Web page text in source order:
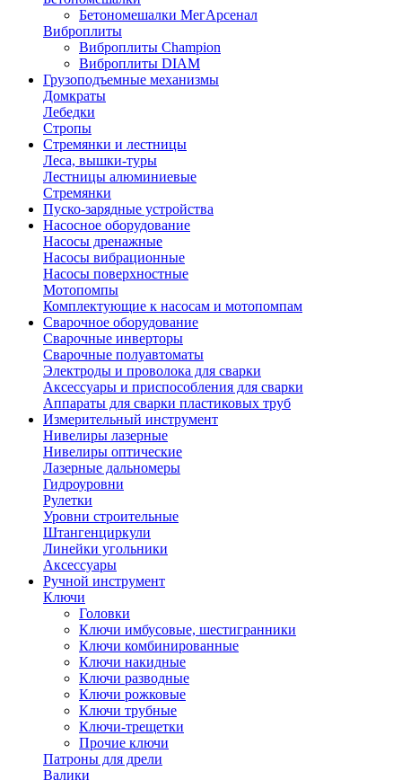
Бетономешалки МегАрсенал
Виброплиты
Виброплиты Champion
Виброплиты DIAM
Грузоподъемные механизмы
Домкраты
Лебедки
Стропы
Стремянки и лестницы
Леса, вышки-туры
Лестницы алюминиевые
Стремянки
Пуско-зарядные устройства
Насосное оборудование
Насосы дренажные
Насосы вибрационные
Насосы поверхностные
Мотопомпы
Комплектующие к насосам и мотопомпам
Сварочное оборудование
Сварочные инверторы
Сварочные полуавтоматы
Электроды и проволока для сварки
Аксессуары и приспособления для сварки
Аппараты для сварки пластиковых труб
Измерительный инструмент
Нивелиры лазерные
Нивелиры оптические
Лазерные дальномеры
Гидроуровни
Рулетки
Уровни строительные
Штангенциркули
Линейки угольники
Аксессуары
Ручной инструмент
Ключи
Головки
Ключи имбусовые, шестигранники
Ключи комбинированные
Ключи накидные
Ключи разводные
Ключи рожковые
Ключи трубные
Ключи-трещетки
Прочие ключи
Патроны для дрели
Валики